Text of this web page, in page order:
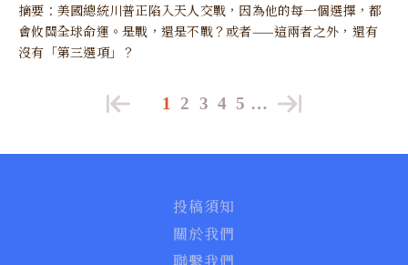
摘要：美國總統川普正陷入天人交戰，因為他的每一個選擇，都
會攸關全球命運。是戰，還是不戰？或者——這兩者之外，還有
沒有「第三選項」？
1 2 3 4 5 …
投稿須知
關於我們